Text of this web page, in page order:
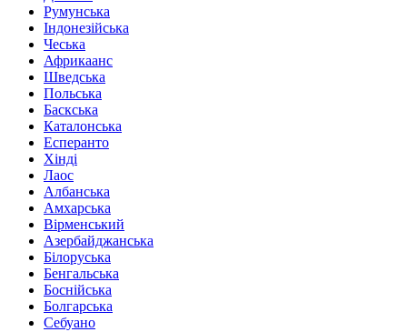
Румунська
Індонезійська
Чеська
Африкаанс
Шведська
Польська
Баскська
Каталонська
Есперанто
Хінді
Лаос
Албанська
Амхарська
Вірменський
Азербайджанська
Білоруська
Бенгальська
Боснійська
Болгарська
Себуано